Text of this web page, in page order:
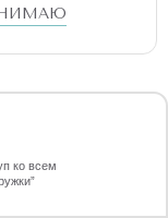
СКИДКУ
₽
ко всем